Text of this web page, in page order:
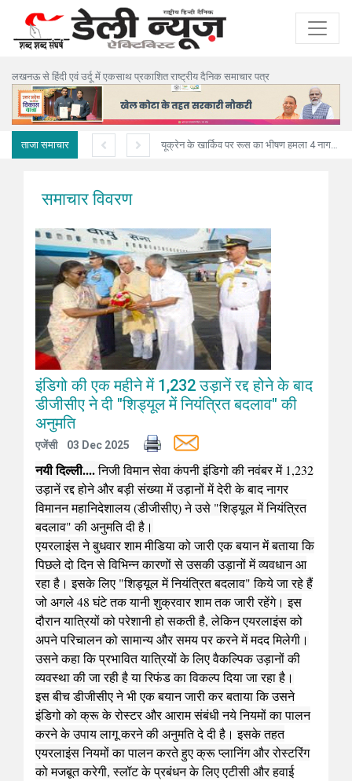
लखनऊ से हिंदी एवं उर्दू में एकसाथ प्रकाशित राष्ट्रीय दैनिक समाचार पत्र
ताजा समाचार यूक्रेन के खार्किव पर रूस का भीषण हमला 4 नागरिकों की मौत, 10 घायल
समाचार विवरण
इंडिगो की एक महीने में 1,232 उड़ानें रद्द होने के बाद
डीजीसीए ने दी "शिड्यूल में नियंत्रित बदलाव" की
अनुमति
एजेंसी 03 Dec 2025
नयी दिल्ली....निजी विमान सेवा कंपनी इंडिगो की नवंबर में 1,232
उड़ानें रद्द होने और बड़ी संख्या में उड़ानों में देरी के बाद नागर
विमानन महानिदेशालय (डीजीसीए) ने उसे "शिड्यूल में नियंत्रित
बदलाव" की अनुमति दी है।
एयरलाइंस ने बुधवार शाम मीडिया को जारी एक बयान में बताया कि
पिछले दो दिन से विभिन्न कारणों से उसकी उड़ानों में व्यवधान आ
रहा है। इसके लिए "शिड्यूल में नियंत्रित बदलाव" किये जा रहे हैं
जो अगले 48 घंटे तक यानी शुक्रवार शाम तक जारी रहेंगे। इस
दौरान यात्रियों को परेशानी हो सकती है, लेकिन एयरलाइंस को
अपने परिचालन को सामान्य और समय पर करने में मदद मिलेगी।
उसने कहा कि प्रभावित यात्रियों के लिए वैकल्पिक उड़ानों की
व्यवस्था की जा रही है या रिफंड का विकल्प दिया जा रहा है।
इस बीच डीजीसीए ने भी एक बयान जारी कर बताया कि उसने
इंडिगो को क्रू के रोस्टर और आराम संबंधी नये नियमों का पालन
करने के उपाय लागू करने की अनुमति दे दी है। इसके तहत
एयरलाइंस नियमों का पालन करते हुए क्रू प्लानिंग और रोस्टरिंग
को मजबूत करेगी, स्लॉट के प्रबंधन के लिए एटीसी और हवाई